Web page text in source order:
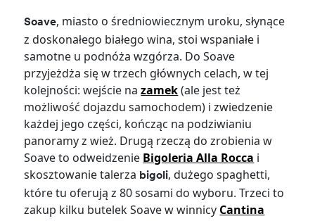
Soave, miasto o średniowiecznym uroku, słynące
z doskonałego białego wina, stoi wspaniałe i
samotne u podnóża wzgórza. Do Soave
przyjeżdża się w trzech głównych celach, w tej
kolejności: wejście nazamek(ale jest też
możliwość dojazdu samochodem) i zwiedzenie
każdej jego części, kończąc na podziwianiu
panoramy z wież. Drugą rzeczą do zrobienia w
Soave to odweidzenie Bigoleria Alla Rocca i
skosztowanie talerza bigoli, dużego spaghetti,
które tu oferują z 80 sosami do wyboru. Trzeci to
zakup kilku butelek Soave w winnicy Cantina